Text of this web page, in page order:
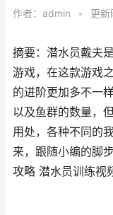
作者： admin • 更
摘要：潜水员戴夫
游戏，在这款游戏
的进阶更加多不一
以及鱼群的数量，
用处，各种不同的
来，跟随小编的脚
攻略 潜水员训练视